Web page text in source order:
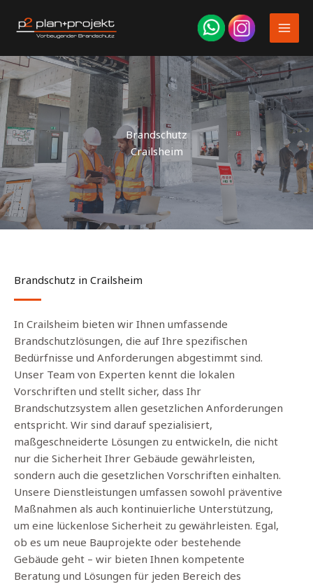
Inhalt
springen
Brandschutz
Crailsheim
Brandschutz in Crailsheim
In Crailsheim bieten wir Ihnen umfassende
Brandschutzlösungen, die auf Ihre spezifischen
Bedürfnisse und Anforderungen abgestimmt sind.
Unser Team von Experten kennt die lokalen
Vorschriften und stellt sicher, dass Ihr
Brandschutzsystem allen gesetzlichen Anforderungen
entspricht. Wir sind darauf spezialisiert,
maßgeschneiderte Lösungen zu entwickeln, die nicht
nur die Sicherheit Ihrer Gebäude gewährleisten,
sondern auch die gesetzlichen Vorschriften einhalten.
Unsere Dienstleistungen umfassen sowohl präventive
Maßnahmen als auch kontinuierliche Unterstützung,
um eine lückenlose Sicherheit zu gewährleisten. Egal,
ob es um neue Bauprojekte oder bestehende
Gebäude geht – wir bieten Ihnen kompetente
Beratung und Lösungen für jeden Bereich des